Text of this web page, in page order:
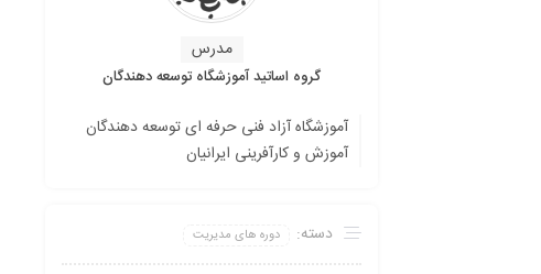
مدرس
گروه اساتید آموزشگاه توسعه دهندگان
آموزشگاه آزاد فنی حرفه ای توسعه دهندگان
آموزش و کارآفرینی ایرانیان
دسته: دوره های مدیریت